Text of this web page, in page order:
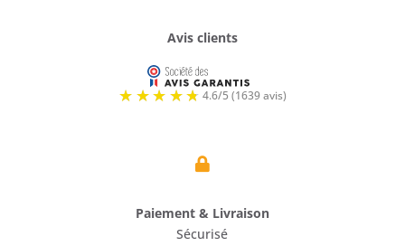
Avis clients

Paiement & Livraison
Sécurisé